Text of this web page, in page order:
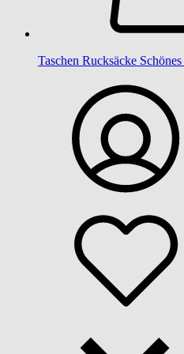
Taschen Rucksäcke Schönes